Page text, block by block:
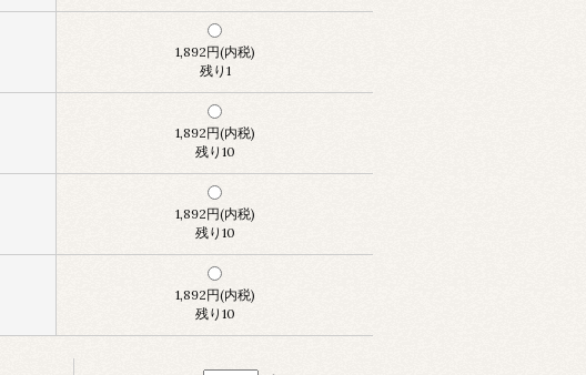
1,892円(内税)
残り1
1,892円(内税)
残り10
1,892円(内税)
残り10
1,892円(内税)
残り10